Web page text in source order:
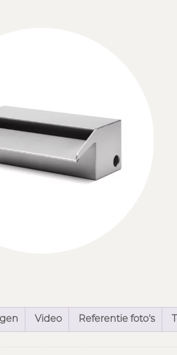
Video Referentie foto's